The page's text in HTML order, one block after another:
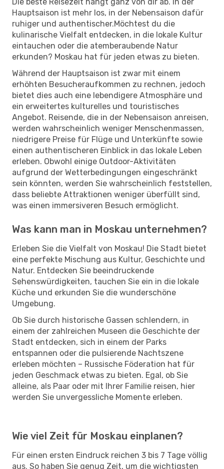
Hauptsaison ist mehr los, in der Nebensaison dafür
ruhiger und authentischer.Möchtest du die
kulinarische Vielfalt entdecken, in die lokale Kultur
eintauchen oder die atemberaubende Natur
erkunden? Moskau hat für jeden etwas zu bieten.
Während der Hauptsaison ist zwar mit einem
erhöhten Besucheraufkommen zu rechnen, jedoch
bietet dies auch eine lebendigere Atmosphäre und
ein erweitertes kulturelles und touristisches
Angebot. Reisende, die in der Nebensaison anreisen,
werden wahrscheinlich weniger Menschenmassen,
niedrigere Preise für Flüge und Unterkünfte sowie
einen authentischeren Einblick in das lokale Leben
erleben. Obwohl einige Outdoor-Aktivitäten
aufgrund der Wetterbedingungen eingeschränkt
sein könnten, werden Sie wahrscheinlich feststellen,
dass beliebte Attraktionen weniger überfüllt sind,
was einen immersiveren Besuch ermöglicht.
Was kann man in Moskau unternehmen?
Erleben Sie die Vielfalt von Moskau! Die Stadt bietet
eine perfekte Mischung aus Kultur, Geschichte und
Natur. Entdecken Sie beeindruckende
Sehenswürdigkeiten, tauchen Sie ein in die lokale
Küche und erkunden Sie die wunderschöne
Umgebung.
Ob Sie durch historische Gassen schlendern, in
einem der zahlreichen Museen die Geschichte der
Stadt entdecken, sich in einem der Parks
entspannen oder die pulsierende Nachtszene
erleben möchten – Russische Föderation hat für
jeden Geschmack etwas zu bieten. Egal, ob Sie
alleine, als Paar oder mit Ihrer Familie reisen, hier
werden Sie unvergessliche Momente erleben.
Wie viel Zeit für Moskau einplanen?
Für einen ersten Eindruck reichen 3 bis 7 Tage völlig
aus. So haben Sie genug Zeit, um die wichtigsten